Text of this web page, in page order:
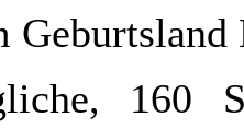
160